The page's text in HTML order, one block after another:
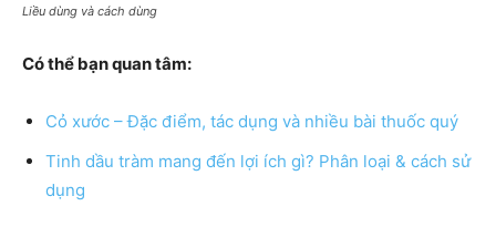
Liều dùng và cách dùng
Có thể bạn quan tâm:
Cỏ xước – Đặc điểm, tác dụng và nhiều bài thuốc quý
Tinh dầu tràm mang đến lợi ích gì? Phân loại & cách sử
dụng